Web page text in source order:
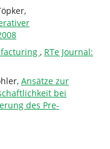
, RTe Journal:
Ansätze zur
bei
des Pre-